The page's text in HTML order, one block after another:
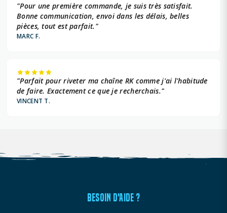
"Pour une première commande, je suis très satisfait.
Bonne communication, envoi dans les délais, belles
pièces, tout est parfait."
MARC F.
"Parfait pour riveter ma chaîne RK comme j'ai l'habitude
de faire. Exactement ce que je recherchais."
VINCENT T.
BESOIN D'AIDE ?